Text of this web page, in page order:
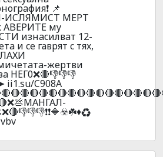
📌
ИCЛЯMИCT MEPT
мy
изнacилвaт 12-
и ce гавpят c тяx,
жepтви
HEГ0❌🔴👎👎👎
ii1.su/C908A